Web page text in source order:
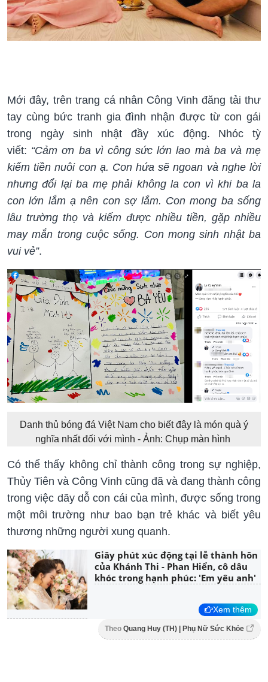
Mới đây, trên trang cá nhân Công Vinh đăng tải thư
tay cùng bức tranh gia đình nhận được từ con gái
trong ngày sinh nhật đầy xúc động. Nhóc tỳ
viết: “Cảm ơn ba vì công sức lớn lao mà ba và mẹ
kiếm tiền nuôi con ạ. Con hứa sẽ ngoan và nghe lời
nhưng đổi lại ba mẹ phải không la con vì khi ba la
con lớn lắm ạ nên con sợ lắm. Con mong ba sống
lâu trường thọ và kiếm được nhiều tiền, gặp nhiều
may mắn trong cuộc sống. Con mong sinh nhật ba
vui vẻ”.
Danh thủ bóng đá Việt Nam cho biết đây là món quà ý
nghĩa nhất đối với mình - Ảnh: Chụp màn hình
Có thể thấy không chỉ thành công trong sự nghiệp,
Thủy Tiên và Công Vinh cũng đã và đang thành công
trong việc dãy dỗ con cái của mình, được sống trong
một môi trường như bao bạn trẻ khác và biết yêu
thương những người xung quanh.
Giây phút xúc động tại lễ thành hôn
của Khánh Thi - Phan Hiển, cô dâu
khóc trong hạnh phúc: 'Em yêu anh'
Xem thêm
Theo Quang Huy (TH) | Phụ Nữ Sức Khỏe